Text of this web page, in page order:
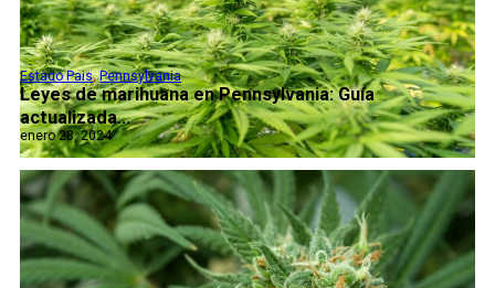
Leyes de marihuana en Pennsylvania: Guía
actualizada...
Estado Pais,Pennsylvania
enero 28, 2024